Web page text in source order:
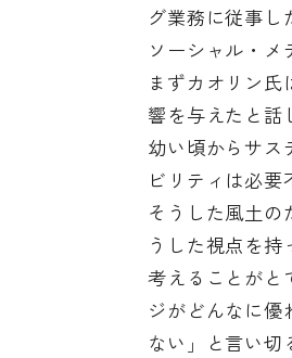
グ業務に従事
ソーシャル・メ
まずカオリン
響を与えたと話
幼い頃からサス
ビリティは必要
そうした風土
うした視点を
考えることがと
ジがどんなに
ない」と言い切